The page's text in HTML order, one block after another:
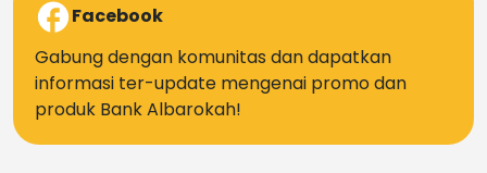
Facebook
Gabung dengan komunitas dan dapatkan
informasi ter-update mengenai promo dan
produk Bank Albarokah!